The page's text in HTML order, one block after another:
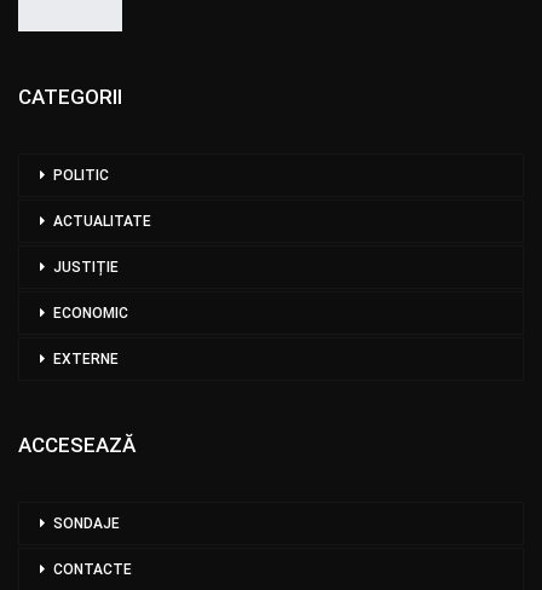
CATEGORII
POLITIC
ACTUALITATE
JUSTIȚIE
ECONOMIC
EXTERNE
ACCESEAZĂ
SONDAJE
CONTACTE